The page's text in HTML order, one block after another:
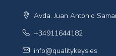
Avda. Juan Antonio
+34911644182
info@qualitykeys.es